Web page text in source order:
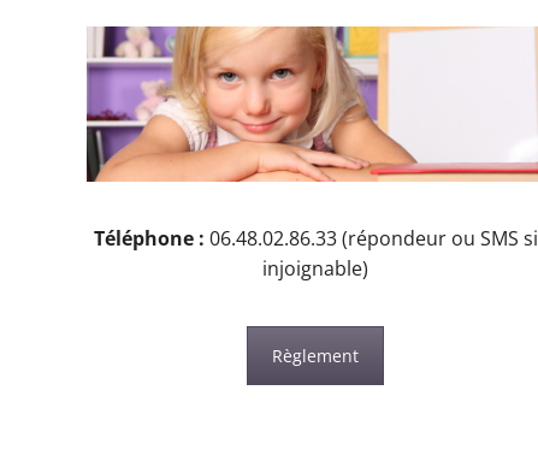
Téléphone : 06.48.02.86.33 (répondeur ou SMS si
injoignable)
Règlement